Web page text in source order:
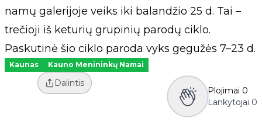
namų galerijoje veiks iki balandžio 25 d. Tai –
trečioji iš keturių grupinių parodų ciklo.
Paskutinė šio ciklo paroda vyks gegužės 7–23 d.
Kaunas Kauno Menininkų Namai
Dalintis
Plojimai 0
Lankytojai 0